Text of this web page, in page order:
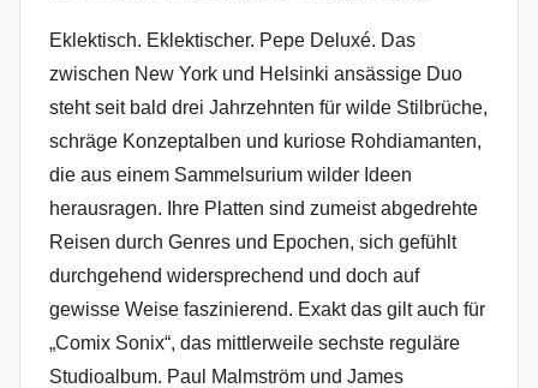
Eklektisch. Eklektischer. Pepe Deluxé. Das
zwischen New York und Helsinki ansässige Duo
steht seit bald drei Jahrzehnten für wilde Stilbrüche,
schräge Konzeptalben und kuriose Rohdiamanten,
die aus einem Sammelsurium wilder Ideen
herausragen. Ihre Platten sind zumeist abgedrehte
Reisen durch Genres und Epochen, sich gefühlt
durchgehend widersprechend und doch auf
gewisse Weise faszinierend. Exakt das gilt auch für
„Comix Sonix“, das mittlerweile sechste reguläre
Studioalbum. Paul Malmström und James